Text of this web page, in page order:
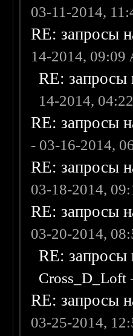
03-11-2014,
RE: запросы
14-2014, 09:09
RE: запросы
14-2014,
RE: запросы
- 03-16-2014,
RE: запросы
03-18-2014,
RE: запросы
03-20-2014,
RE: запросы
Cross_D_Loft
RE: запросы
03-25-2014,